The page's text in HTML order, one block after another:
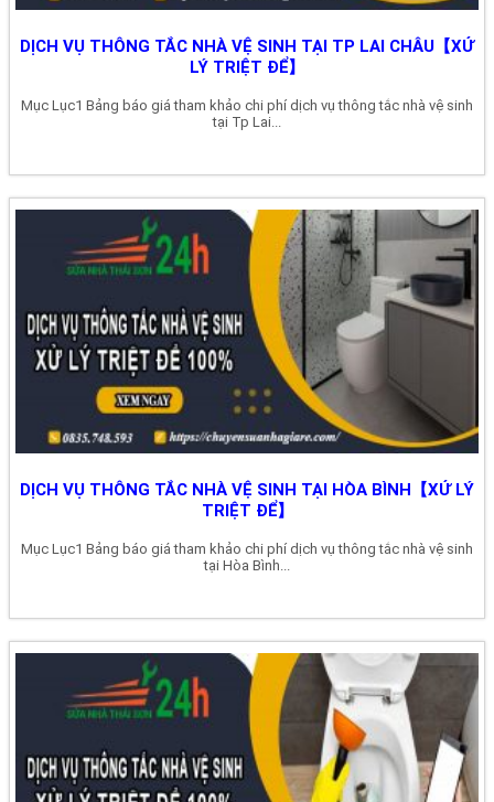
DỊCH VỤ THÔNG TẮC NHÀ VỆ SINH TẠI TP LAI CHÂU【XỬ
LÝ TRIỆT ĐỂ】
Mục Lục1 Bảng báo giá tham khảo chi phí dịch vụ thông tắc nhà vệ sinh
tại Tp Lai...
DỊCH VỤ THÔNG TẮC NHÀ VỆ SINH TẠI HÒA BÌNH【XỬ LÝ
TRIỆT ĐỂ】
Mục Lục1 Bảng báo giá tham khảo chi phí dịch vụ thông tắc nhà vệ sinh
tại Hòa Bình...